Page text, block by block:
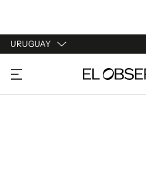
URUGUAY
URUGUAY
ARGENTINA